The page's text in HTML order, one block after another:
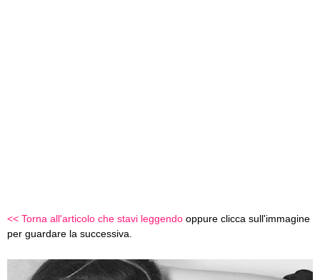
<< Torna all'articolo che stavi leggendo oppure clicca sull'immagine
per guardare la successiva.